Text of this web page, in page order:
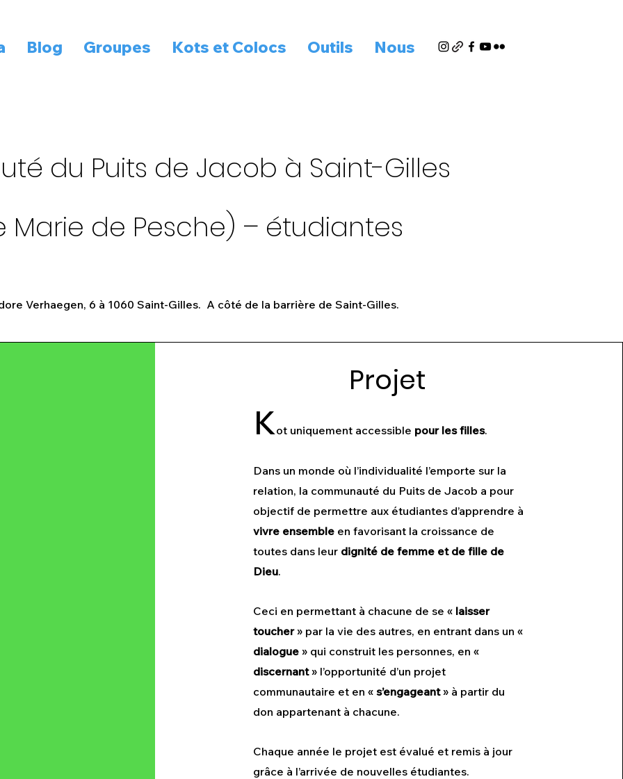
Blog Groupes Kots et Colocs Outils Nous
du Puits de Jacob à Saint-Gilles
Marie de Pesche) – étudiantes
Verhaegen, 6 à 1060 Saint-Gilles. A côté de la barrière de Saint-Gilles.
Projet
Kot uniquement accessible pour les filles.
Dans un monde où l’individualité l’emporte sur la
relation, la communauté du Puits de Jacob a pour
objectif de permettre aux étudiantes d’apprendre à
vivre ensembleen favorisant la croissance de
toutes dans leur dignité de femme et de fille de
Dieu.
Ceci en permettant à chacune de se «laisser
toucher» par la vie des autres, en entrant dans un «
dialogue » qui construit les personnes, en «
discernant» l’opportunité d’un projet
communautaire et en « s’engageant» à partir du
don appartenant à chacune.
Chaque année le projet est évalué et remis à jour
grâce à l’arrivée de nouvelles étudiantes.